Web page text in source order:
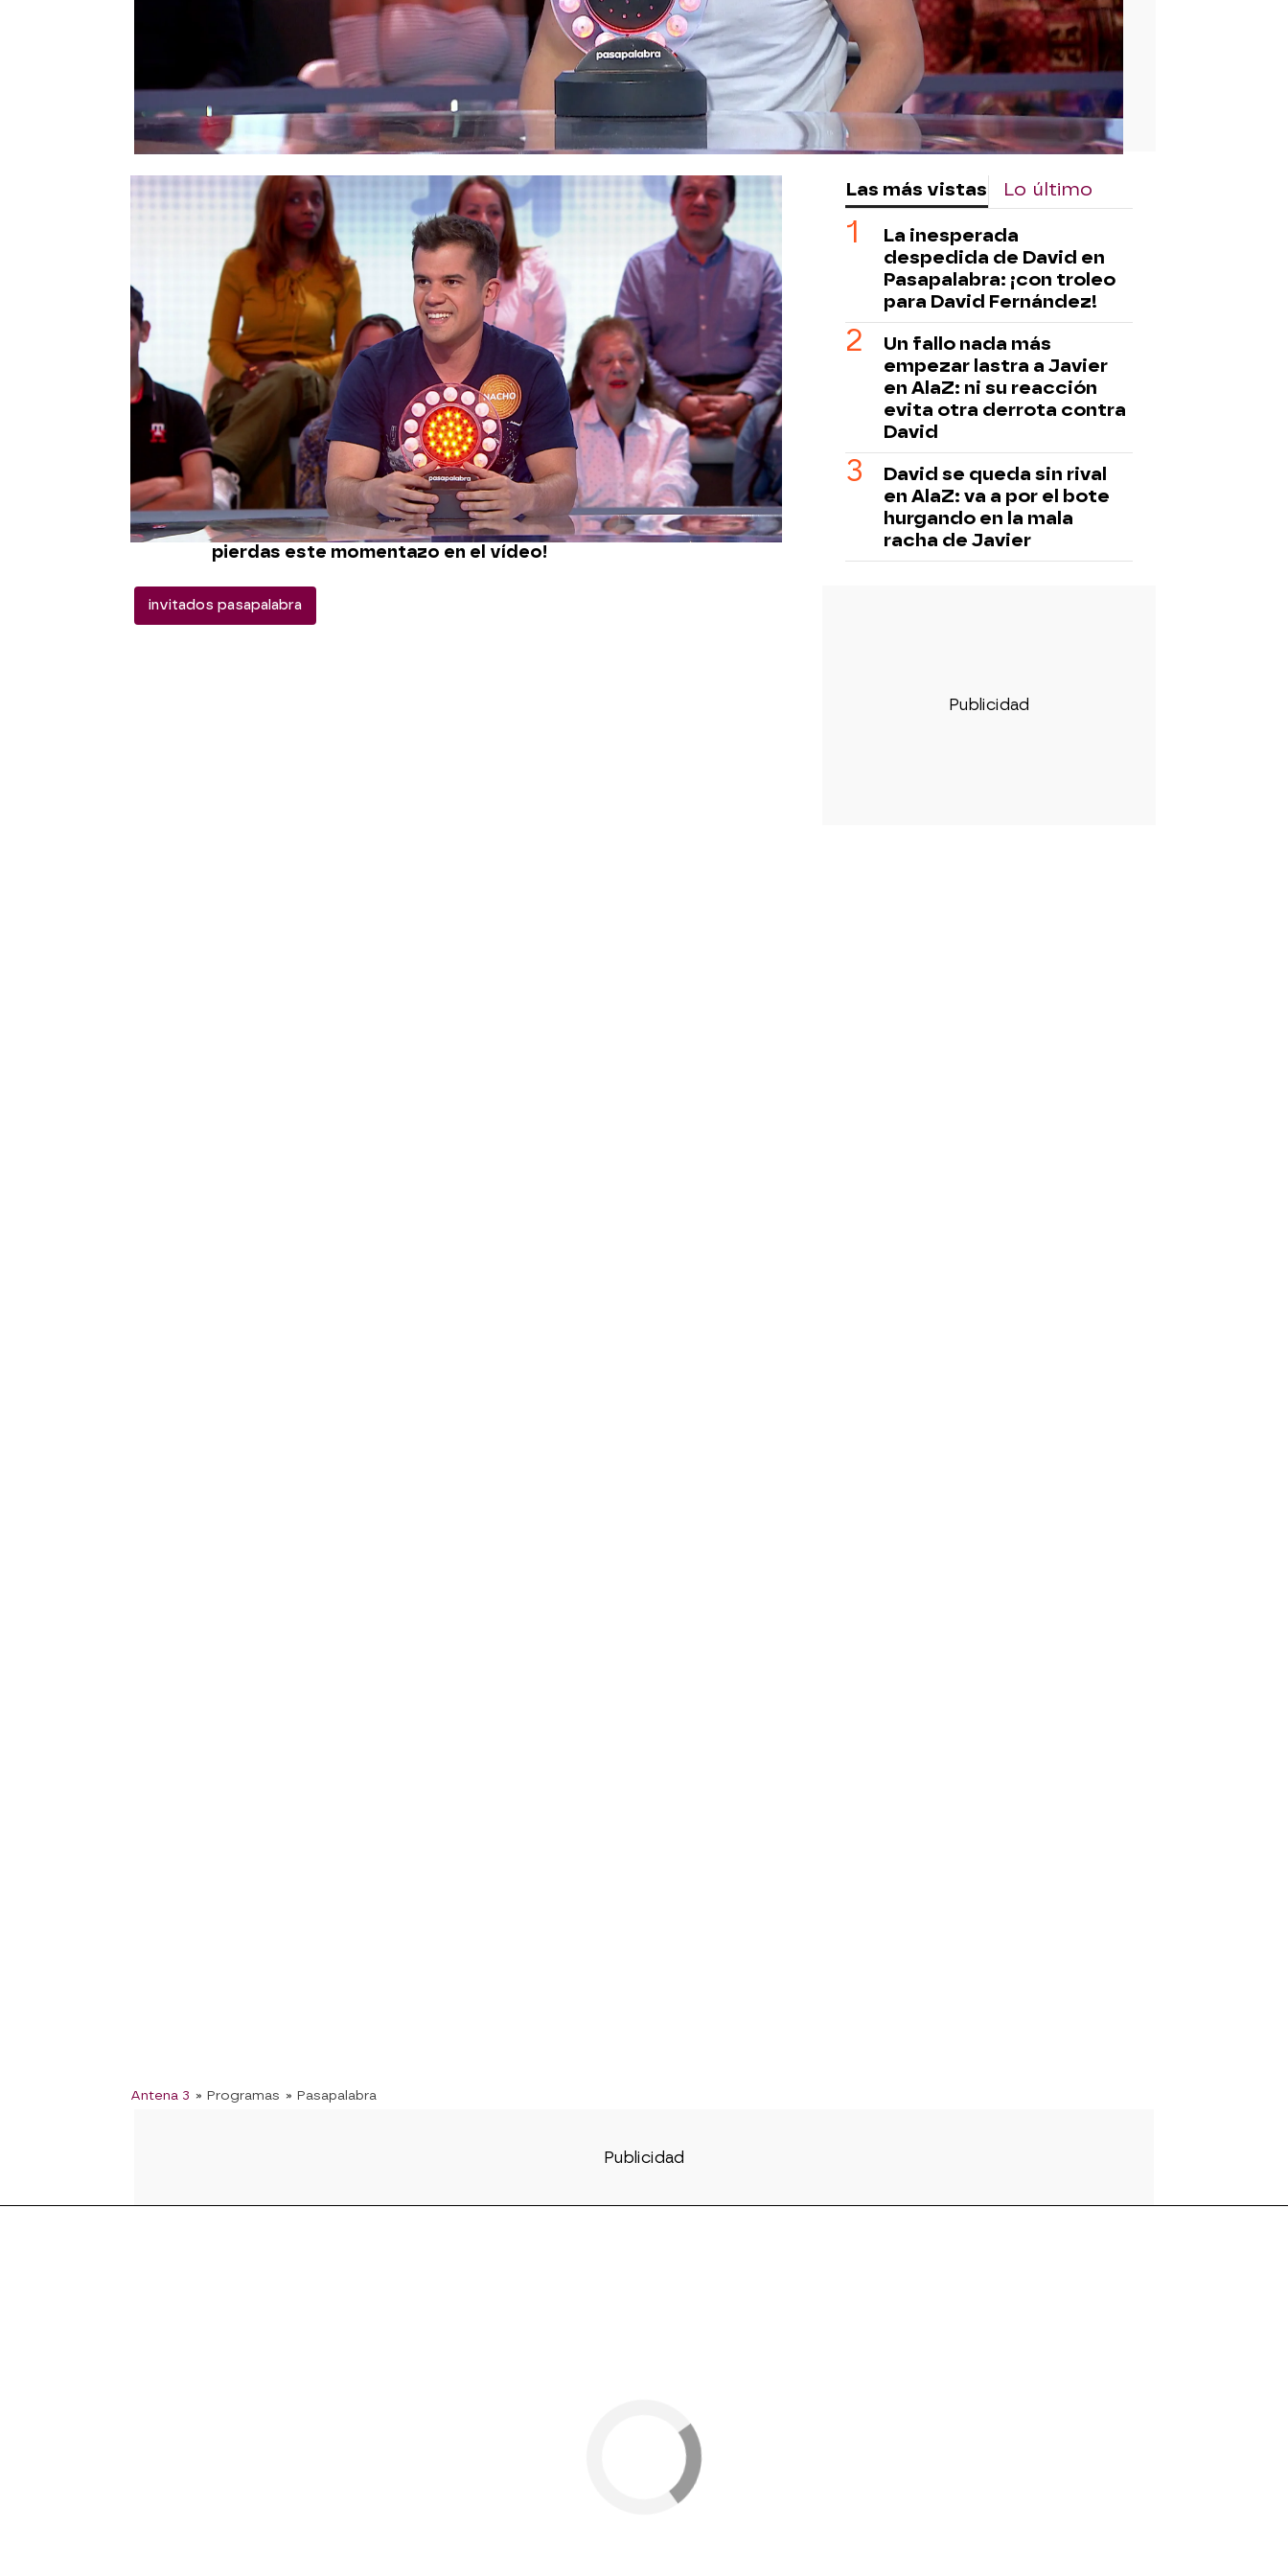
Todo puede pasar enPasapalabracuandoEduardo Casanova
es uno de los invitados. El actor ha formado parte del cuarteto
encargado de ayudar a Javier Dávila y a Nacho Mangut en la
primera final, o de consolación, del
Torneo mil programas.
Todo estaba transcurriendo con normalidad en La Pista, con
sorpresa incluida como la‘aparición’ de Aitanacuando Nacho
ha acertado su canción‘Mon amour’.
Roberto Leal iba a dar paso al duelo entre Eduardoy Marta
Hazas cuando el actorha cundido el pánico
entre el público del
plató. Elmurmullo
era evidente y el actor ha reaccionado de
forma indisimulada:
“¿Qué pasa? ¡Que me están agobiando!” ,
ha exclamado.
El presentador ha tenido que parar el programa para saber qué
ocurría.“Me dicen que me caigo” , ha reveladoEduardo
espectadores han tratado de explicárselo aRoberto, que ha
apostillado con humor:“Y lo divertido que puede ser si se
tropieza, no pasa nada”.
Al fin, el invitado ha metido susillay ha terminado dando las
gracias al público, aplaudiéndoles, abrazándose con Nacho y
hasta acercándose a algunos de los espectadores.“Me siento
superprotegido en este programa”, ha apostillado.¡No te
pierdas este momentazo en el vídeo!
invitados pasapalabra
Antena 3 » Programas » Pasapalabra
Las más vistas Lo último
La inesperada
despedida de David en
Pasapalabra: ¡con troleo
para David Fernández!
Un fallo nada más
empezar lastra a Javier
en AlaZ: ni su reacción
evita otra derrota contra
David
David se queda sin rival
en AlaZ: va a por el bote
hurgando en la mala
racha de Javier